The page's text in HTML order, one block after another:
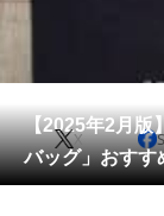
住まい
会員記事
メディア
【2025年2月版
バッグ」おす
X